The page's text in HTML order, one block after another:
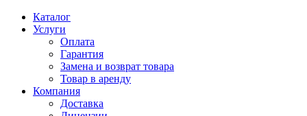
Каталог
Услуги
Оплата
Гарантия
Замена и возврат товара
Товар в аренду
Компания
Доставка